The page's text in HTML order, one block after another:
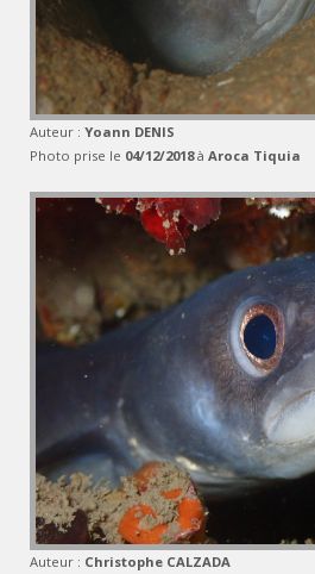
Auteur : Yoann DENIS
Photo prise le 04/12/2018à Aroca Tiquia
Auteur : Christophe CALZADA